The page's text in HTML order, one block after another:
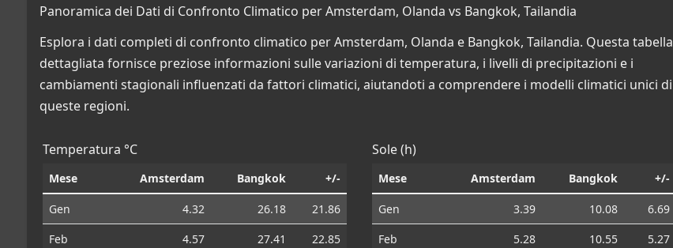
Panoramica dei Dati di Confronto Climatico per Amsterdam, Olanda vs Bangkok, Tailandia
Esplora i dati completi di confronto climatico per Amsterdam, Olanda e Bangkok, Tailandia. Questa tabella
dettagliata fornisce preziose informazioni sulle variazioni di temperatura, i livelli di precipitazioni e i
cambiamenti stagionali influenzati da fattori climatici, aiutandoti a comprendere i modelli climatici unici di
queste regioni.
Temperatura °C
Mese Amsterdam Bangkok +/-
Gen 4.32 26.18
21.86
Feb
4.57 27.41
22.85
Sole (h)
Mese Amsterdam Bangkok +/-
Gen 3.39 10.08
6.69
Feb
5.28 10.55
5.27